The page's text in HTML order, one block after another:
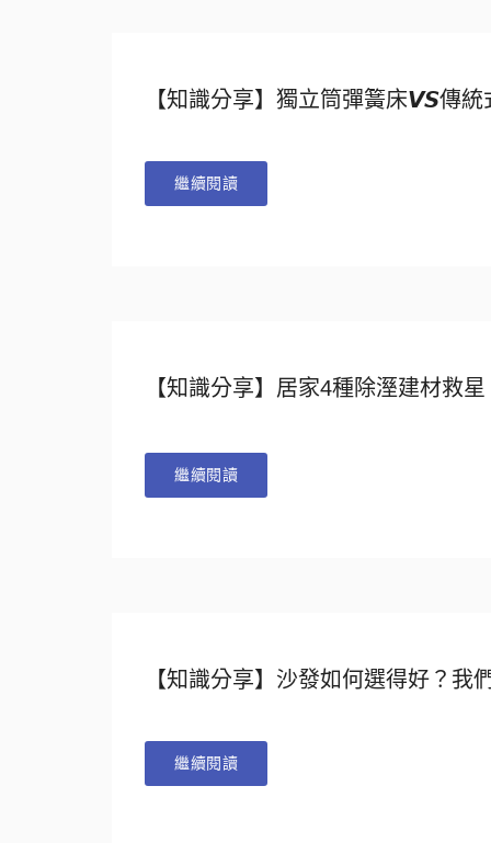
【知識分享】獨立筒彈簧床𝙑𝙎傳
繼續閱讀
【知識分享】居家4種除溼建材救星
繼續閱讀
【知識分享】沙發如何選得好？我
繼續閱讀